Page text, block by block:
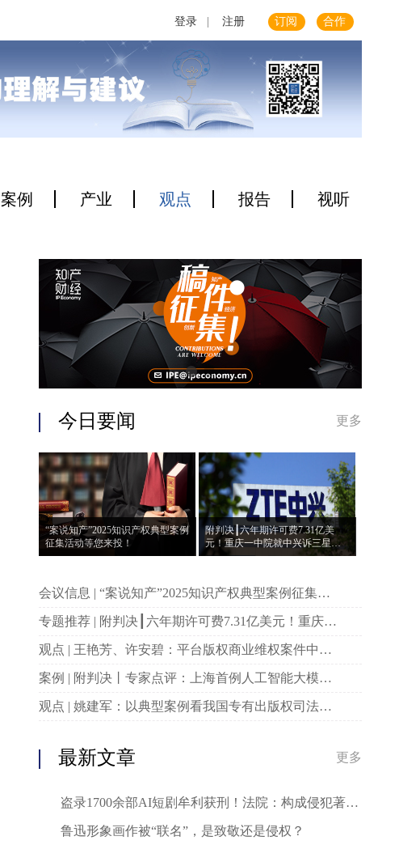
登录 注册 订阅 合作
案例 产业 观点 报告 视听
今日要闻 更多
“案说知产”2025知识产权典型案例
征集活动等您来投！
附判决┃六年期许可费7.31亿美
元！重庆一中院就中兴诉三星案
作出一审判决
会议信息 | “案说知产”2025知识产权典型案例征集活
动等您来投！
专题推荐 | 附判决┃六年期许可费7.31亿美元！重庆一
中院就中兴诉三星案作出一审判决
观点 | 王艳芳、许安碧：平台版权商业维权案件中原
告主体资格的司法审查与规制
案例 | 附判决丨专家点评：上海首例人工智能大模型
著作权侵权案二审宣判
观点 | 姚建军：以典型案例看我国专有出版权司法保
最新文章 更多
盗录1700余部AI短剧牟利获刑！法院：构成侵犯著作
权罪
鲁迅形象画作被“联名”，是致敬还是侵权？